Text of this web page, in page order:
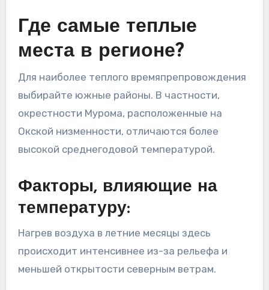
Где самые теплые
места в регионе?
Для наиболее теплого времяпрепровождения
выбирайте южные районы. В частности,
окрестности Мурома, расположенные на
Окской низменности, отличаются более
высокой среднегодовой температурой.
Факторы, влияющие на
температуру:
Нагрев воздуха в летние месяцы здесь
происходит интенсивнее из-за рельефа и
меньшей открытости северным ветрам.